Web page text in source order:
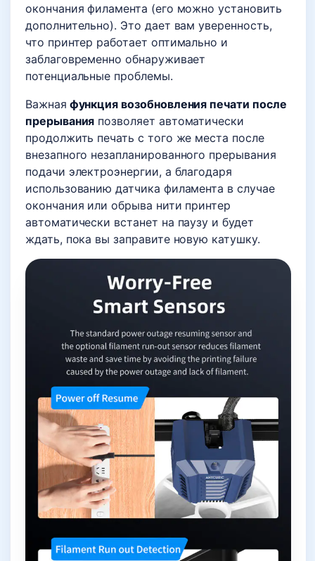
окончания филамента (его можно установить
дополнительно). Это дает вам уверенность,
что принтер работает оптимально и
заблаговременно обнаруживает
потенциальные проблемы.
Важная функция возобновления печати после
прерывания позволяет автоматически
продолжить печать с того же места после
внезапного незапланированного прерывания
подачи электроэнергии, а благодаря
использованию датчика филамента в случае
окончания или обрыва нити принтер
автоматически встанет на паузу и будет
ждать, пока вы заправите новую катушку.